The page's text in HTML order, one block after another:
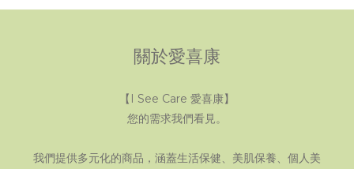
關於愛喜康
【I See Care 愛喜康】
您的需求我們看見。
我們提供多元化的商品，涵蓋生活保健、美肌保養、個人美